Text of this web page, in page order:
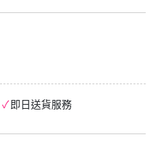
即日送貨服務